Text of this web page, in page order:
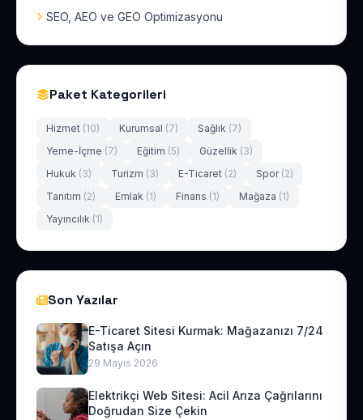
SEO, AEO ve GEO Optimizasyonu
Paket Kategorileri
Hizmet (10) Kurumsal (7) Sağlık (7)
Yeme-İçme (7) Eğitim (5) Güzellik (3)
Hukuk (3) Turizm (3) E-Ticaret (2) Spor (2)
Tanıtım (2) Emlak (1) Finans (1) Mağaza (1)
Yayıncılık (1)
Son Yazılar
E-Ticaret Sitesi Kurmak: Mağazanızı 7/24
Satışa Açın
29 Mayıs 2026
Elektrikçi Web Sitesi: Acil Arıza Çağrılarını
Doğrudan Size Çekin